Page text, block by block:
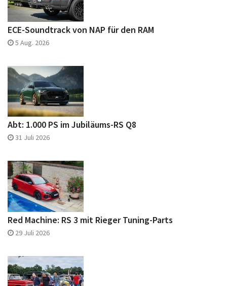
ECE-Soundtrack von NAP für den RAM
5 Aug. 2026
Abt: 1.000 PS im Jubiläums-RS Q8
31 Juli 2026
Red Machine: RS 3 mit Rieger Tuning-Parts
29 Juli 2026